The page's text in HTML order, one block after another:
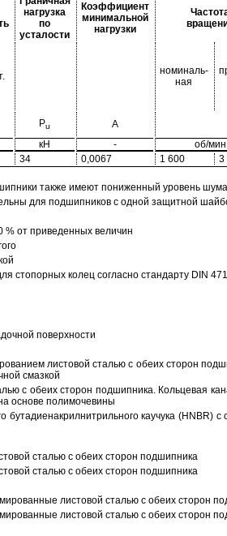
нагрузка
по
усталости
Коэффициент
минимальной
нагрузки
номиналь-
ная
Pu A
кН - об/мин
34 0,0067 1 600 3
также имеют пониженный уровень
для подшипников с одной защитной
от приведенных величин
стопорных колец согласно стандарту DIN 471
поверхности
листовой сталью с обеих сторон
смазкой
с обеих сторон подшипника. Кольцевая
основе полимочевины
бутадиенакрилнитрильного каучука
сталью с обеих сторон подшипника
сталью с обеих сторон подшипника
листовой сталью с обеих сторон
листовой сталью с обеих сторон